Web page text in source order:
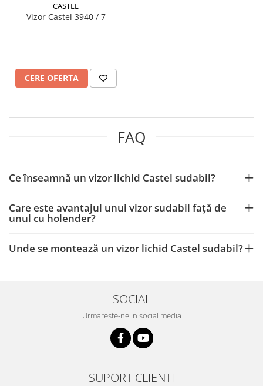
CASTEL
Vizor Castel 3940 / 7
CERE OFERTA
FAQ
Ce înseamnă un vizor lichid Castel sudabil?
Care este avantajul unui vizor sudabil față de
unul cu holender?
Unde se montează un vizor lichid Castel sudabil?
SOCIAL
Urmareste-ne in social media
SUPORT CLIENTI